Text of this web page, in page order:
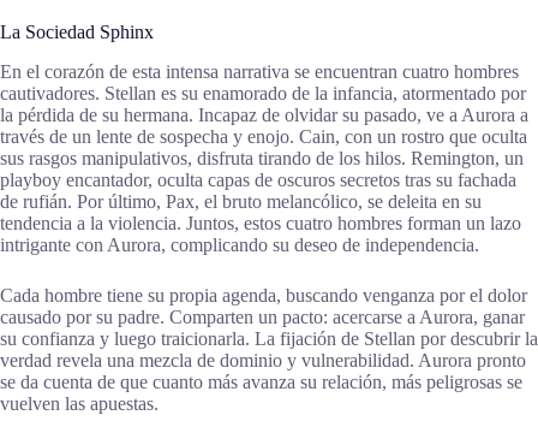
La Sociedad Sphinx
En el corazón de esta intensa narrativa se encuentran cuatro hombres
cautivadores. Stellan es su enamorado de la infancia, atormentado por
la pérdida de su hermana. Incapaz de olvidar su pasado, ve a Aurora a
través de un lente de sospecha y enojo. Cain, con un rostro que oculta
sus rasgos manipulativos, disfruta tirando de los hilos. Remington, un
playboy encantador, oculta capas de oscuros secretos tras su fachada
de rufián. Por último, Pax, el bruto melancólico, se deleita en su
tendencia a la violencia. Juntos, estos cuatro hombres forman un lazo
intrigante con Aurora, complicando su deseo de independencia.
Cada hombre tiene su propia agenda, buscando venganza por el dolor
causado por su padre. Comparten un pacto: acercarse a Aurora, ganar
su confianza y luego traicionarla. La fijación de Stellan por descubrir la
verdad revela una mezcla de dominio y vulnerabilidad. Aurora pronto
se da cuenta de que cuanto más avanza su relación, más peligrosas se
vuelven las apuestas.